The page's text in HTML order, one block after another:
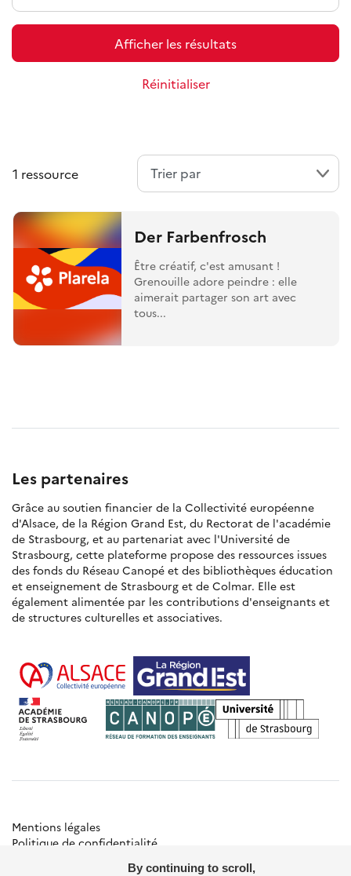
Afficher les résultats
Réinitialiser
1 ressource
Der Farbenfrosch
Être créatif, c'est amusant !
Grenouille adore peindre : elle
aimerait partager son art avec
tous...
Les partenaires
Grâce au soutien financier de la Collectivité européenne
d'Alsace, de la Région Grand Est, du Rectorat de l'académie
de Strasbourg, et au partenariat avec l'Université de
Strasbourg, cette plateforme propose des ressources issues
des fonds du Réseau Canopé et des bibliothèques éducation
et enseignement de Strasbourg et de Colmar. Elle est
également alimentée par les contributions d'enseignants et
de structures culturelles et associatives.
Mentions légales
Politique de confidentialité
By continuing to scroll,